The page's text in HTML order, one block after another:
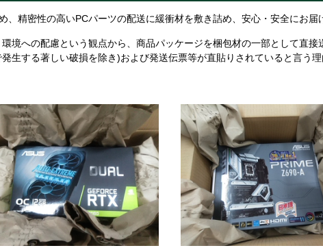
精密性の高いPCパーツの配送に緩衝材を敷き詰め、安心・安全にお届
境への配慮という観点から、商品パッケージを梱包材の一部として直
生する著しい破損を除き)および発送伝票等が直貼りされていると言う